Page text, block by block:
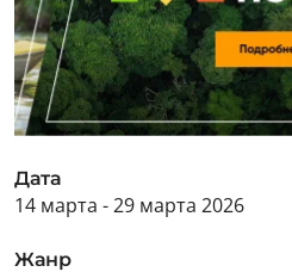
Дата
14 марта - 29 марта 2026
Жанр